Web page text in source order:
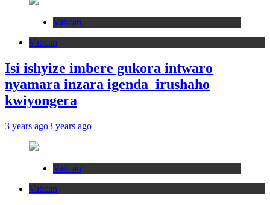
Vatican
Vatican
Isi ishyize imbere gukora intwaro
nyamara inzara igenda irushaho
kwiyongera
3 years ago3 years ago
Vatican
Vatican